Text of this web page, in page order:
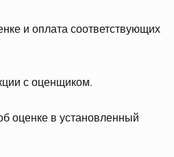
и оплата соответствующих
с оценщиком.
оценке в установленный